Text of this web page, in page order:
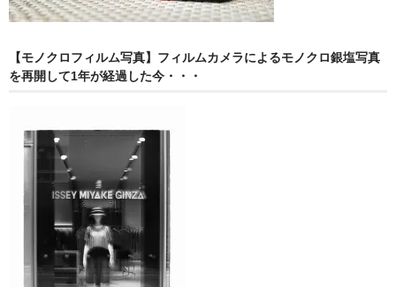
【モノクロフィルム写真】フィルムカメラによるモノクロ銀塩写真
を再開して1年が経過した今・・・